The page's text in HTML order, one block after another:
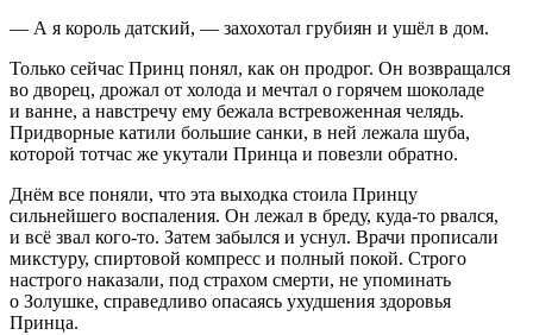
— А я король датский, — захохотал грубиян и ушёл в дом.
Только сейчас Принц понял, как он продрог. Он возвращался
во дворец, дрожал от холода и мечтал о горячем шоколаде
и ванне, а навстречу ему бежала встревоженная челядь.
Придворные катили большие санки, в ней лежала шуба,
которой тотчас же укутали Принца и повезли обратно.
Днём все поняли, что эта выходка стоила Принцу
сильнейшего воспаления. Он лежал в бреду, куда-то рвался,
и всё звал кого-то. Затем забылся и уснул. Врачи прописали
микстуру, спиртовой компресс и полный покой. Строго
настрого наказали, под страхом смерти, не упоминать
о Золушке, справедливо опасаясь ухудшения здоровья
Принца.